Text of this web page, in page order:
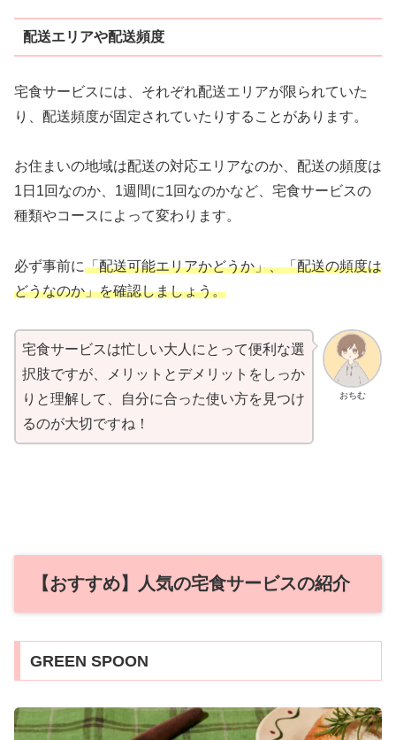
配送エリアや配送頻度
宅食サービスには、それぞれ配送エリアが限られていた
り、配送頻度が固定されていたりすることがあります。
お住まいの地域は配送の対応エリアなのか、配送の頻度は
1日1回なのか、1週間に1回なのかなど、宅食サービスの
種類やコースによって変わります。
必ず事前に「配送可能エリアかどうか」、「配送の頻度は
どうなのか」を確認しましょう。
おちむ
宅食サービスは忙しい大人にとって便利な選
択肢ですが、メリットとデメリットをしっか
りと理解して、自分に合った使い方を見つけ
るのが大切ですね！
【おすすめ】人気の宅食サービスの紹介
GREEN SPOON